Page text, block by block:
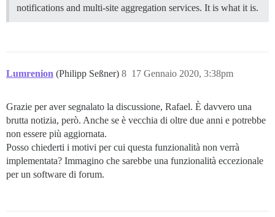
notifications and multi-site aggregation services. It is what it is.
Lumrenion (Philipp Seßner) 17 Gennaio 2020, 3:38pm
8
Grazie per aver segnalato la discussione, Rafael. È davvero una
brutta notizia, però. Anche se è vecchia di oltre due anni e potrebbe
non essere più aggiornata.
Posso chiederti i motivi per cui questa funzionalità non verrà
implementata? Immagino che sarebbe una funzionalità eccezionale
per un software di forum.